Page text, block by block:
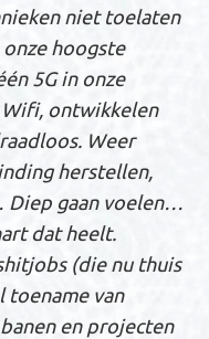
niet toelaten
hoogste
5G in onze
ontwikkelen
Weer
herstellen,
Diep gaan voelen…
dat heelt.
(die nu thuis
toename van
en projecten